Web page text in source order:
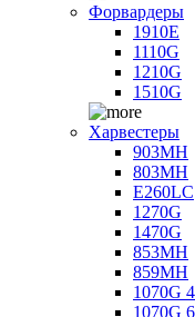
Форвардеры
1910E
1110G
1210G
1510G
Харвестеры
903MH
803MH
E260LC
1270G
1470G
853MH
859MH
1070G
1070G